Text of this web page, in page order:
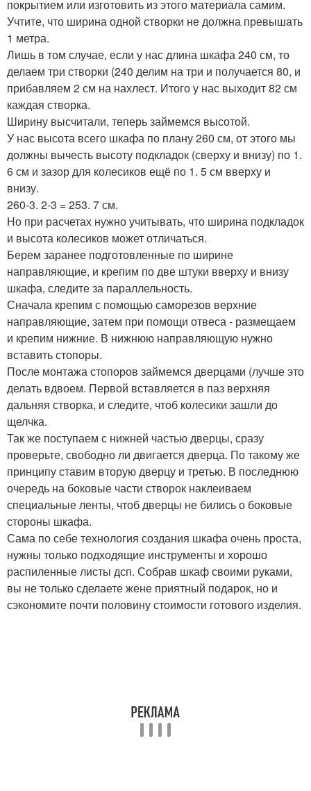
покрытием или изготовить из этого материала самим.
Учтите, что ширина одной створки не должна превышать
1 метра.
Лишь в том случае, если у нас длина шкафа 240 см, то
делаем три створки (240 делим на три и получается 80, и
прибавляем 2 см на нахлест. Итого у нас выходит 82 см
каждая створка.
Ширину высчитали, теперь займемся высотой.
У нас высота всего шкафа по плану 260 см, от этого мы
должны вычесть высоту подкладок (сверху и внизу) по 1.
6 см и зазор для колесиков ещё по 1. 5 см вверху и
внизу.
260-3. 2-3 = 253. 7 см.
Но при расчетах нужно учитывать, что ширина подкладок
и высота колесиков может отличаться.
Берем заранее подготовленные по ширине
направляющие, и крепим по две штуки вверху и внизу
шкафа, следите за параллельность.
Сначала крепим с помощью саморезов верхние
направляющие, затем при помощи отвеса - размещаем
и крепим нижние. В нижнюю направляющую нужно
вставить стопоры.
После монтажа стопоров займемся дверцами (лучше это
делать вдвоем. Первой вставляется в паз верхняя
дальняя створка, и следите, чтоб колесики зашли до
щелчка.
Так же поступаем с нижней частью дверцы, сразу
проверьте, свободно ли двигается дверца. По такому же
принципу ставим вторую дверцу и третью. В последнюю
очередь на боковые части створок наклеиваем
специальные ленты, чтоб дверцы не бились о боковые
стороны шкафа.
Сама по себе технология создания шкафа очень проста,
нужны только подходящие инструменты и хорошо
распиленные листы дсп. Собрав шкаф своими руками,
вы не только сделаете жене приятный подарок, но и
сэкономите почти половину стоимости готового изделия.